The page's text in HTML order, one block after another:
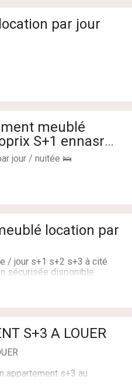
par jour
S+1 ennasr
jour / nuitée 🛌
location par
/ jour s+1 s+2 s+3 à cité
sécurisée disponible
spécifique 🕘
appartement s+3 au